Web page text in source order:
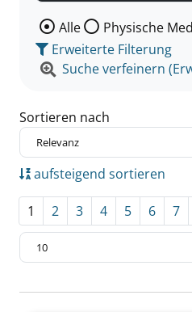
Wählen Sie die
Alle Physische
Erweiterte Filterung
Suche verfeinern
Sortieren nach
aufsteigend sortieren
1 2 3 4 5 6 7